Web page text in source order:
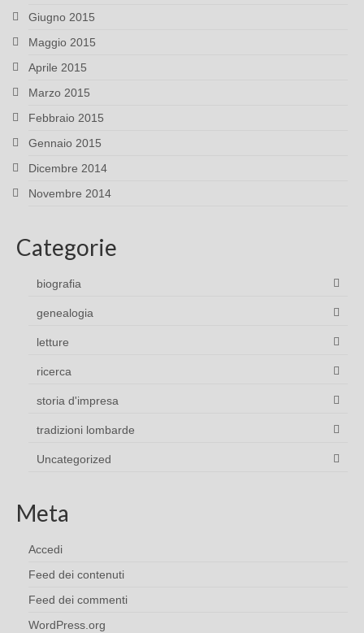
Giugno 2015
Maggio 2015
Aprile 2015
Marzo 2015
Febbraio 2015
Gennaio 2015
Dicembre 2014
Novembre 2014
Categorie
biografia
genealogia
letture
ricerca
storia d'impresa
tradizioni lombarde
Uncategorized
Meta
Accedi
Feed dei contenuti
Feed dei commenti
WordPress.org